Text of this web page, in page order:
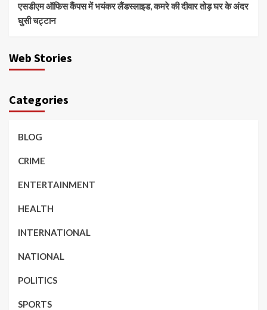
एसडीएम ऑफिस कैंपस में भयंकर लैंडस्लाइड, कमरे की दीवार तोड़ घर के अंदर
घुसी चट्टान
Web Stories
Categories
BLOG
CRIME
ENTERTAINMENT
HEALTH
INTERNATIONAL
NATIONAL
POLITICS
SPORTS